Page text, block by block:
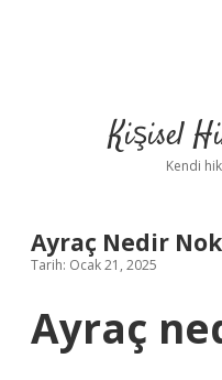
Kişisel
Kendi
Ayraç Nedir
Tarih: Ocak 21, 2025
Ayraç